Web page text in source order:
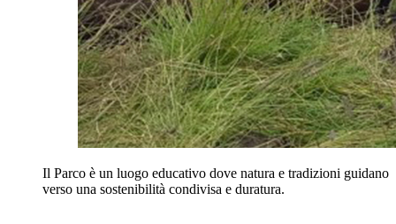
Il Parco è un luogo educativo dove natura e tradizioni guidano
verso una sostenibilità condivisa e duratura.